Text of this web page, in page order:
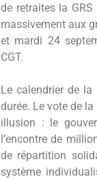
de retraites la
massivement aux
et mardi 24
CGT.
Le calendrier de
durée. Le vote de
illusion : le
l’encontre de
de répartition
système